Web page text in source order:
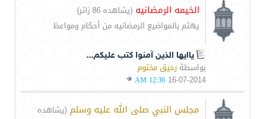
الخيمه الرمضانيه (يشاهده 86 زائر)
يهتم بالمواضيع الرمضانيه من أحكام ومواعظ
ياايها الذين آمنوا كتب عليكم...
بواسطة رحيق مختوم
16-07-2014
12:36 AM
مجلس النبي صلى الله عليه وسلم (يشاهده